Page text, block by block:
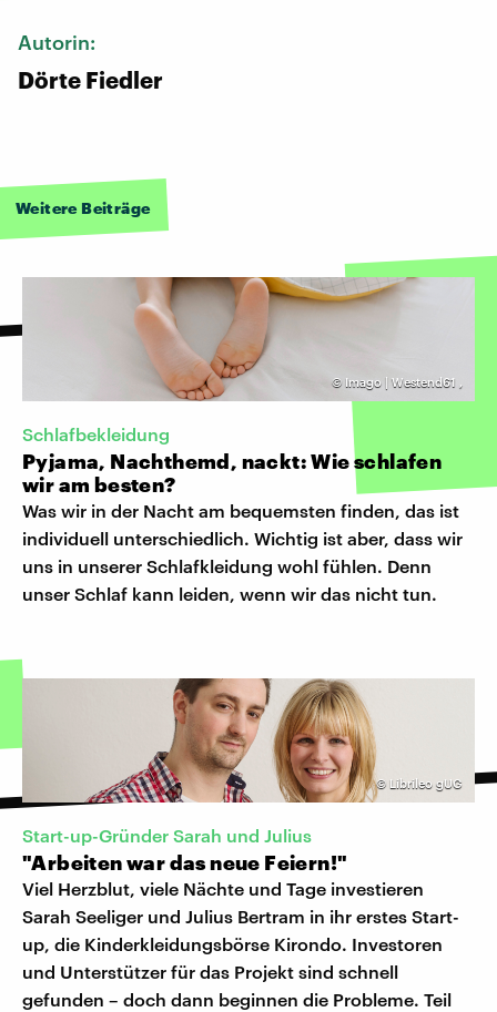
Autorin:
Dörte Fiedler
Weitere Beiträge
© Imago | Westend61 ,
Schlafbekleidung
Pyjama, Nachthemd, nackt: Wie schlafen
wir am besten?
Was wir in der Nacht am bequemsten finden, das ist
individuell unterschiedlich. Wichtig ist aber, dass wir
uns in unserer Schlafkleidung wohl fühlen. Denn
unser Schlaf kann leiden, wenn wir das nicht tun.
© Librileo gUG
Start-up-Gründer Sarah und Julius
"Arbeiten war das neue Feiern!"
Viel Herzblut, viele Nächte und Tage investieren
Sarah Seeliger und Julius Bertram in ihr erstes Start-
up, die Kinderkleidungsbörse Kirondo. Investoren
und Unterstützer für das Projekt sind schnell
gefunden – doch dann beginnen die Probleme. Teil